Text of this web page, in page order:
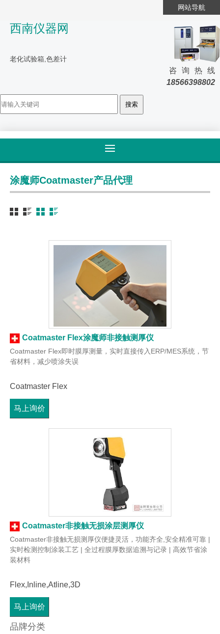
网站导航
西南仪器网
老化试验箱,色差计
咨询热线
18566398802
涂魔师Coatmaster
涂魔师Coatmaster产品代理
Coatmaster Flex涂魔师非接触测厚仪
Coatmaster Flex即时膜厚测量，实时直接传入ERP/MES系统，节
省材料，减少喷涂失误
Coatmaster Flex
马上询价
Coatmaster非接触无损涂层测厚仪
Coatmaster非接触无损测厚仪便捷灵活，功能齐全,安全精准可靠 |
实时检测控制涂装工艺 | 全过程膜厚数据追溯与记录 | 高效节省涂
装材料
Flex,Inline,Atline,3D
马上询价
品牌分类